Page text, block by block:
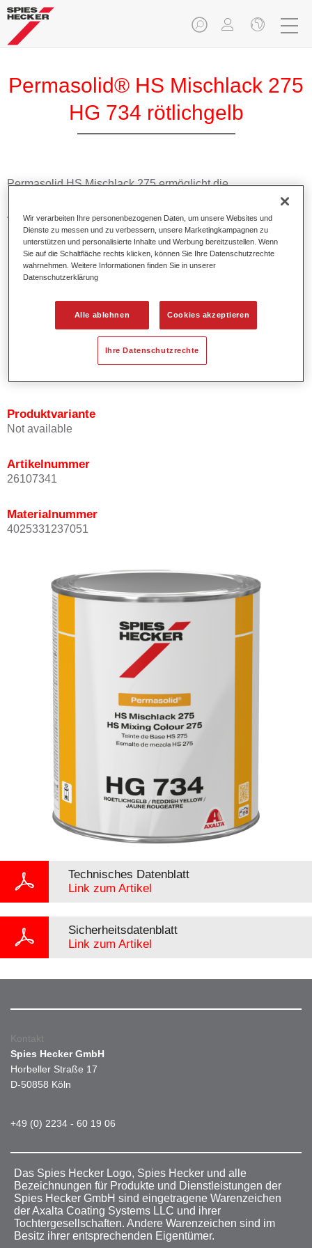
Permasolid® HS Mischlack 275
HG 734 rötlichgelb
Permasolid HS Mischlack 275 ermöglicht die
Farbtonausmischung vom hochwertigen Permasolid HS
Autolack 275 mit allen Uni-Farbtönen für die Pkw-
Lackierung.
Produktmerkmale
Erlaubt eine einfache und schnelle Verarbeitung in 1,5
Ermöglicht schnelle Trocknungszeiten.
Bietet ein hohes Deckvermögen.
Besitzt einen exzellenten Decklackstand.
Entspricht den VOC Anforderungen.
Produktvariante
Not available
Artikelnummer
26107341
Materialnummer
4025331237051
Technisches Datenblatt
Link zum Artikel
Sicherheitsdatenblatt
Link zum Artikel
Kontakt
Spies Hecker GmbH
Horbeller Straße 17
D-50858 Köln
+49 (0) 2234 - 60 19 06
Das Spies Hecker Logo, Spies Hecker und alle
Bezeichnungen für Produkte und Dienstleistungen der
Spies Hecker GmbH sind eingetragene Warenzeichen
der Axalta Coating Systems LLC und ihrer
Tochtergesellschaften. Andere Warenzeichen sind im
Besitz ihrer entsprechenden Eigentümer.
Wir verarbeiten Ihre personenbezogenen Daten, um unsere Websites und
Dienste zu messen und zu verbessern, unsere Marketingkampagnen zu
unterstützen und personalisierte Inhalte und Werbung bereitzustellen. Wenn
Sie auf die Schaltfläche rechts klicken, können Sie Ihre Datenschutzrechte
wahrnehmen. Weitere Informationen finden Sie in unserer
Datenschutzerklärung
Alle ablehnen Cookies akzeptieren
Ihre Datenschutzrechte